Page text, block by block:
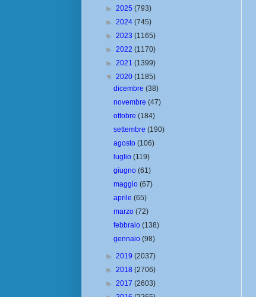
► 2025 (793)
► 2024 (745)
► 2023 (1165)
► 2022 (1170)
► 2021 (1399)
▼ 2020 (1185)
dicembre(38)
novembre(47)
ottobre(184)
settembre(190)
agosto(106)
luglio(119)
giugno(61)
maggio(67)
aprile(65)
marzo(72)
febbraio(138)
gennaio(98)
► 2019 (2037)
► 2018 (2706)
► 2017 (2603)